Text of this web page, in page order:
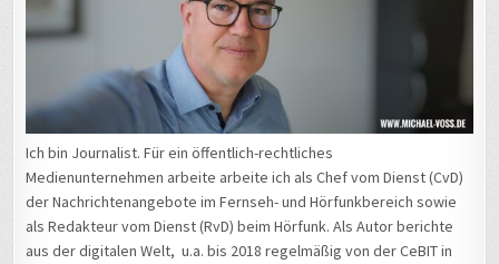
Ich bin Journalist. Für ein öffentlich-rechtliches
Medienunternehmen arbeite arbeite ich als Chef vom Dienst (CvD)
der Nachrichtenangebote im Fernseh- und Hörfunkbereich sowie
als Redakteur vom Dienst (RvD) beim Hörfunk. Als Autor berichte
aus der digitalen Welt, u.a. bis 2018 regelmäßig von der CeBIT in